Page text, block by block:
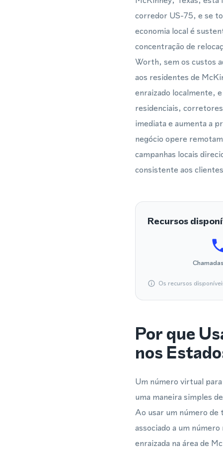
corredor US-75, e se
economia local é
concentração de
Worth, sem os custos
aos residentes de
enraizado localmente,
residenciais,
imediata e aumenta a
negócio opere
campanhas locais
consistente aos
Recursos
Os recursos
Por que
nos
Um número virtual
uma maneira simples
Ao usar um número
associado a um
enraizada na área de